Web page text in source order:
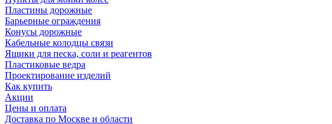
Пластины дорожные
Барьерные ограждения
Конусы дорожные
Кабельные колодцы связи
Ящики для песка, соли и реагентов
Пластиковые ведра
Проектирование изделий
Как купить
Акции
Цены и оплата
Доставка по Москве и области